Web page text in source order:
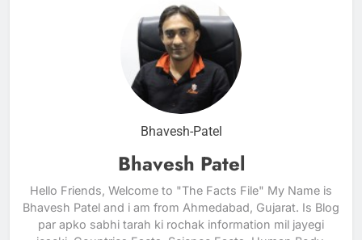
Bhavesh-Patel
Bhavesh Patel
Hello Friends, Welcome to "The Facts File" My Name is
Bhavesh Patel and i am from Ahmedabad, Gujarat. Is Blog
par apko sabhi tarah ki rochak information mil jayegi